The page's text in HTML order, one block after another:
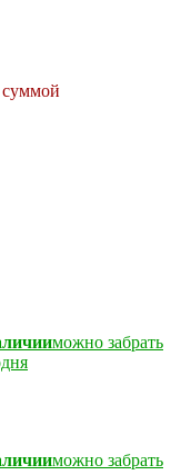
суммой
можно забрать
можно забрать